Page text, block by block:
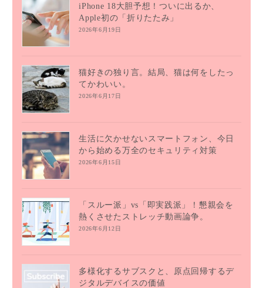
iPhone 18大胆予想！ついに出るか、
Apple初の「折りたたみ」
2026年6月19日
猫好きの独り言。結局、猫は何をしたっ
てかわいい。
2026年6月17日
生活に欠かせないスマートフォン、今日
から始める万全のセキュリティ対策
2026年6月15日
「スルー派」vs「即実践派」！懇親会を
熱くさせたストレッチ動画論争。
2026年6月12日
多様化するサブスクと、原点回帰するデ
ジタルデバイスの価値